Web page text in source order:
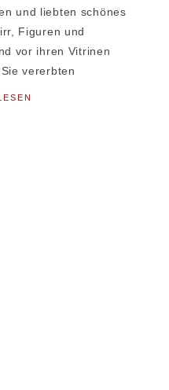
und liebten schönes
Figuren und
vor ihren Vitrinen
vererbten